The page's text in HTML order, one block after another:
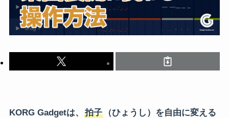
KORG Gadgetは、 拍子（ひょうし）を自由に変える